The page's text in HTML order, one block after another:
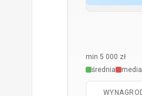
min 5 000 zł
średnia